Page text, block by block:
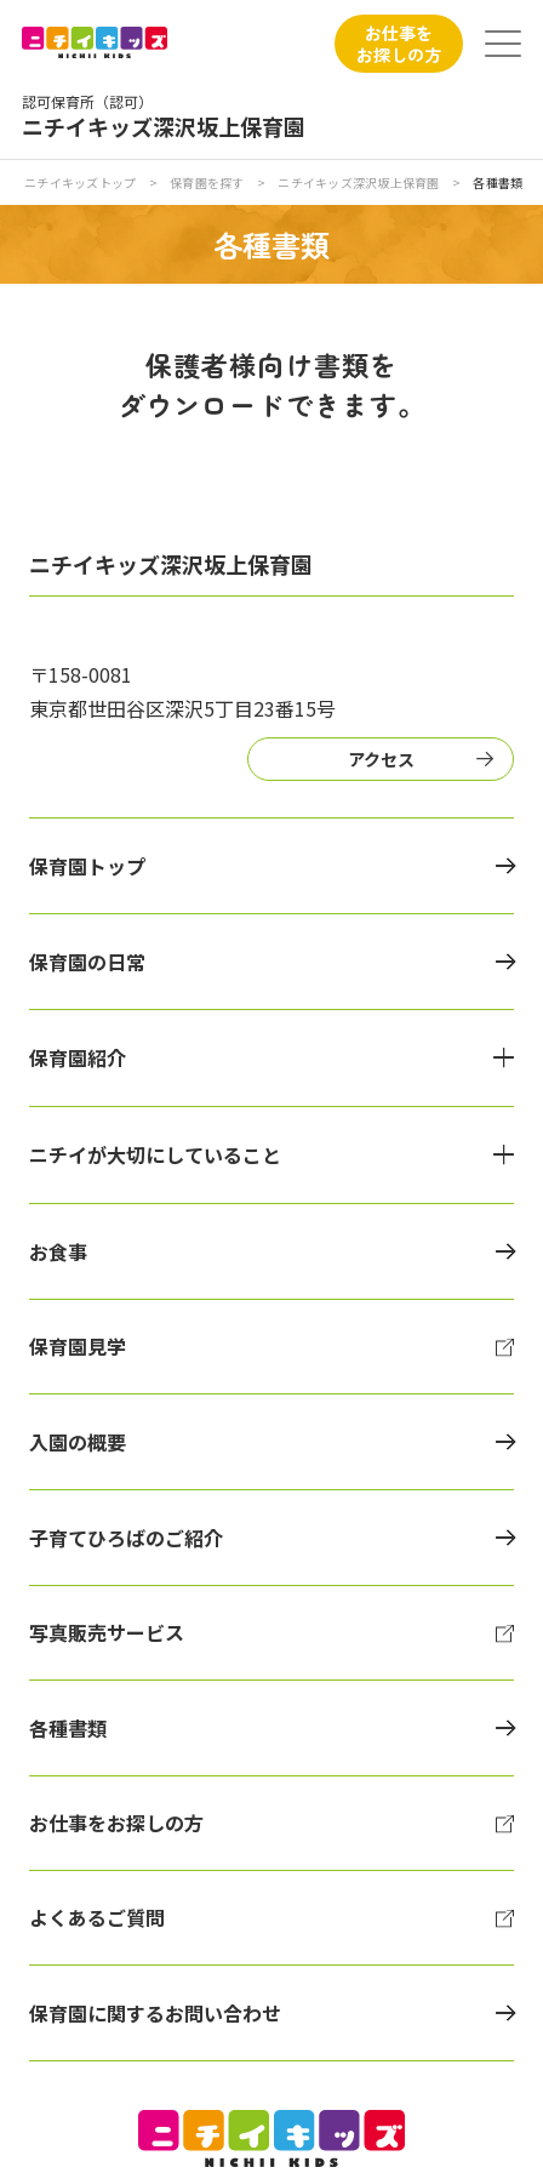
認可保育所（認可）
ニチイキッズ深沢坂上保育園
お仕事を
お探しの方
お食事
写真販売サービス
保育園に関するお問い合わせ
ニチイキッズトップ > 保育園を探す > ニチイキッズ深沢坂上保育園 > 各種書類
各種書類
保護者様向け書類を
ダウンロードできます。
ニチイキッズ深沢坂上保育園
〒158-0081
東京都世田谷区深沢5丁目23番15号
アクセス
保育園トップ
保育園の日常
保育園紹介
ニチイが大切にしていること
お食事
保育園見学
入園の概要
子育てひろばのご紹介
写真販売サービス
各種書類
お仕事をお探しの方
よくあるご質問
保育園に関するお問い合わせ